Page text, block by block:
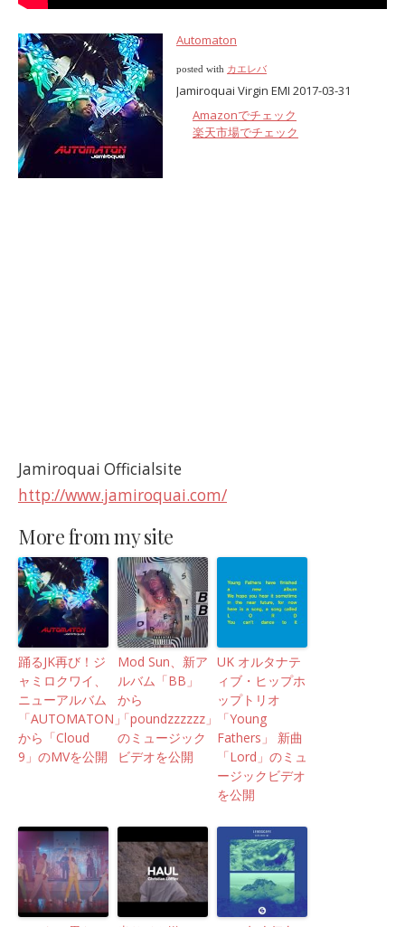
Automaton
posted with カエレバ
Jamiroquai Virgin EMI 2017-03-31
Amazonでチェック
楽天市場でチェック
Jamiroquai Officialsite
http://www.jamiroquai.com/
More from my site
踊るJK再び！ジ
ャミロクワイ、
ニューアルバム
「AUTOMATON」
から「Cloud
9」のMVを公開
Mod Sun、新ア
ルバム「BB」
から
「poundzzzzzz」
のミュージック
ビデオを公開
UK オルタナテ
ィブ・ヒップホ
ップトリオ
「Young
Fathers」 新曲
「Lord」のミュ
ージックビデオ
を公開